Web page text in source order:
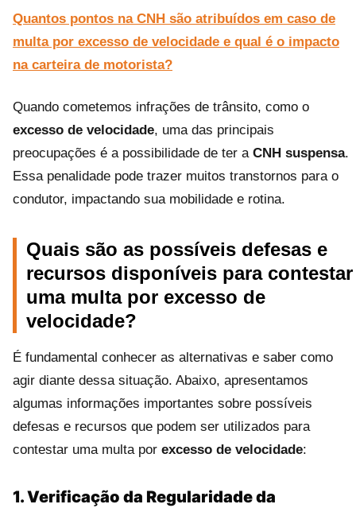
Quantos pontos na CNH são atribuídos em caso de
multa por excesso de velocidade e qual é o impacto
na carteira de motorista?
Quando cometemos infrações de trânsito, como o
excesso de velocidade, uma das principais
preocupações é a possibilidade de ter a CNH suspensa.
Essa penalidade pode trazer muitos transtornos para o
condutor, impactando sua mobilidade e rotina.
Quais são as possíveis defesas e
recursos disponíveis para contestar
uma multa por excesso de
velocidade?
É fundamental conhecer as alternativas e saber como
agir diante dessa situação. Abaixo, apresentamos
algumas informações importantes sobre possíveis
defesas e recursos que podem ser utilizados para
contestar uma multa por excesso de velocidade:
1. Verificação da Regularidade da